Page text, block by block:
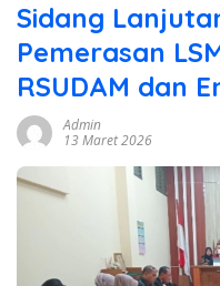
Sidang
Pemerasan
RSUDAM dan
Admin
13 Maret 2026